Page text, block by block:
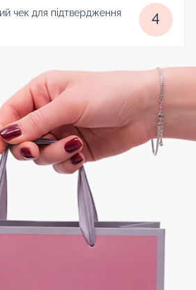
чек для підтвердження
4